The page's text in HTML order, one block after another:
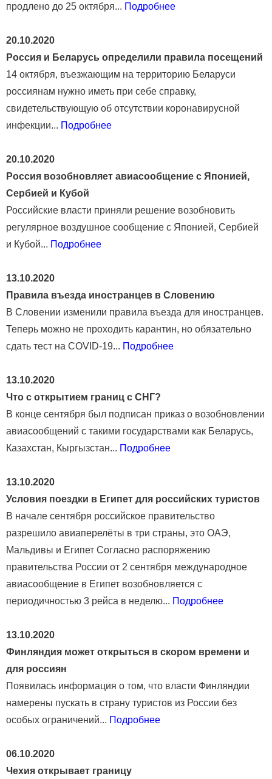
продлено до 25 октября... Подробнее
20.10.2020
Россия и Беларусь определили правила посещений
14 октября, въезжающим на территорию Беларуси
россиянам нужно иметь при себе справку,
свидетельствующую об отсутствии коронавирусной
инфекции... Подробнее
20.10.2020
Россия возобновляет авиасообщение с Японией,
Сербией и Кубой
Российские власти приняли решение возобновить
регулярное воздушное сообщение с Японией, Сербией
и Кубой... Подробнее
13.10.2020
Правила въезда иностранцев в Словению
В Словении изменили правила въезда для иностранцев.
Теперь можно не проходить карантин, но обязательно
сдать тест на COVID-19... Подробнее
13.10.2020
Что с открытием границ с СНГ?
В конце сентября был подписан приказ о возобновлении
авиасообщений с такими государствами как Беларусь,
Казахстан, Кыргызстан... Подробнее
13.10.2020
Условия поездки в Египет для российских туристов
В начале сентября российское правительство
разрешило авиаперелёты в три страны, это ОАЭ,
Мальдивы и Египет Согласно распоряжению
правительства России от 2 сентября международное
авиасообщение в Египет возобновляется с
периодичностью 3 рейса в неделю... Подробнее
13.10.2020
Финляндия может открыться в скором времени и
для россиян
Появилась информация о том, что власти Финляндии
намерены пускать в страну туристов из России без
особых ограничений... Подробнее
06.10.2020
Чехия открывает границу